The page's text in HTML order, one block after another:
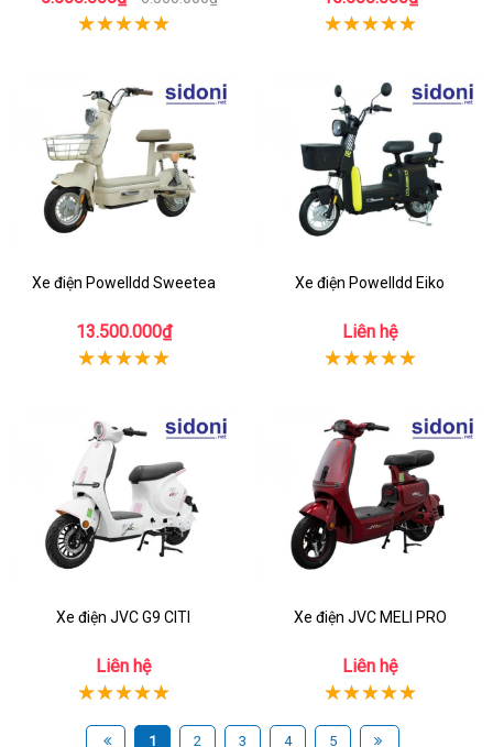
Xe điện Powelldd Sweetea
13.500.000₫
Xe điện Powelldd Eiko
Liên hệ
Xe điện JVC G9 CITI
Liên hệ
Xe điện JVC MELI PRO
Liên hệ
1 2 3 4 5